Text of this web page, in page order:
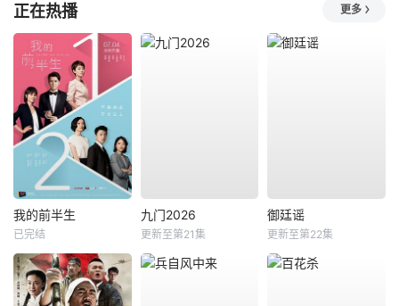
正在热播 更多
我的前半生
已完结
九门2026
更新至第21集
御廷谣
更新至第22集